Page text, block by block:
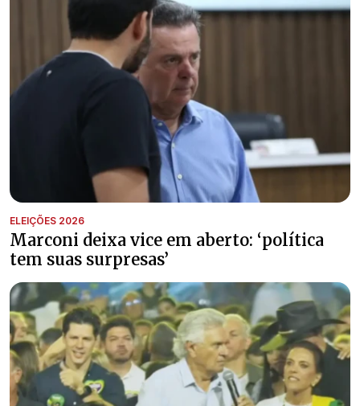
ELEIÇÕES 2026
Marconi deixa vice em aberto: ‘política
tem suas surpresas’